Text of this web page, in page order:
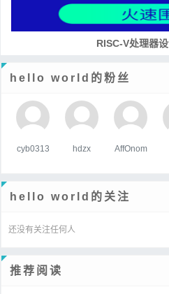
RISC-V处理器
hello world的粉丝
cyb0313 hdzx AffOnom
hello world的关注
还没有关注任何人
推荐阅读